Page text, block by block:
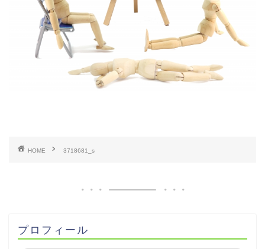
HOME 3718681_s
プロフィール